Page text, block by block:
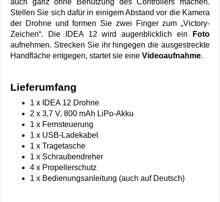
Stellen Sie sich dafür in einigem Abstand vor die Kamera
der Drohne und formen Sie zwei Finger zum „Victory-
Zeichen“. Die IDEA 12 wird augenblicklich ein
Foto
aufnehmen. Strecken Sie ihr hingegen die ausgestreckte
Handfläche entgegen, startet sie eine Videoaufnahme.
Lieferumfang
1 x IDEA 12 Drohne
2 x 3,7 V, 800 mAh LiPo-Akku
1 x Fernsteuerung
1 x USB-Ladekabel
1 x Tragetasche
1 x Schraubendreher
4 x Propellerschutz
1 x Bedienungsanleitung (auch auf Deutsch)